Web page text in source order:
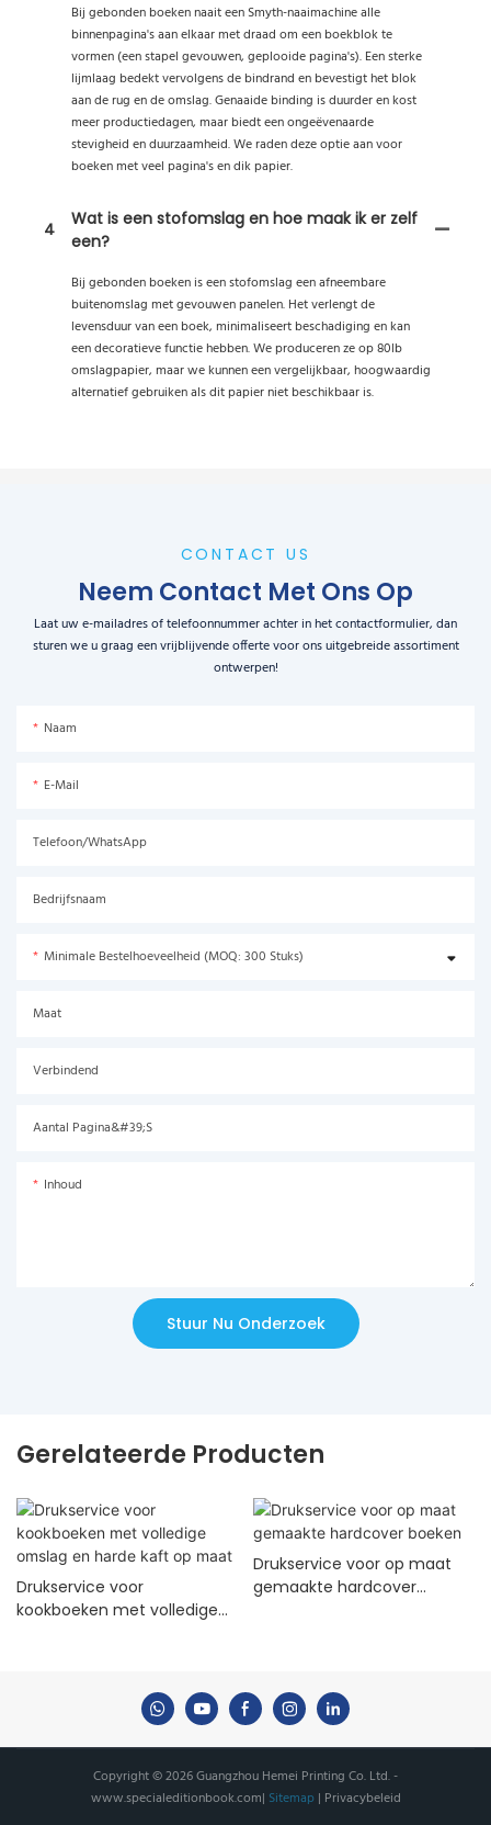
Bij gebonden boeken naait een Smyth-naaimachine alle
binnenpagina's aan elkaar met draad om een ​​boekblok te
vormen (een stapel gevouwen, geplooide pagina's). Een sterke
lijmlaag bedekt vervolgens de bindrand en bevestigt het blok
aan de rug en de omslag. Genaaide binding is duurder en kost
meer productiedagen, maar biedt een ongeëvenaarde
stevigheid en duurzaamheid. We raden deze optie aan voor
boeken met veel pagina's en dik papier.
4
Wat is een stofomslag en hoe maak ik er zelf
een?
Bij gebonden boeken is een stofomslag een afneembare
buitenomslag met gevouwen panelen. Het verlengt de
levensduur van een boek, minimaliseert beschadiging en kan
een decoratieve functie hebben. We produceren ze op 80lb
omslagpapier, maar we kunnen een vergelijkbaar, hoogwaardig
alternatief gebruiken als dit papier niet beschikbaar is.
CONTACT US
Neem Contact Met Ons Op
Laat uw e-mailadres of telefoonnummer achter in het contactformulier, dan
sturen we u graag een vrijblijvende offerte voor ons uitgebreide assortiment
ontwerpen!
Naam
E-Mail
Telefoon/WhatsApp
Bedrijfsnaam
Minimale Bestelhoeveelheid (MOQ: 300 Stuks)
Maat
Verbindend
Aantal Pagina&#39;s
Inhoud
Stuur Nu Onderzoek
Gerelateerde Producten
Drukservice voor
kookboeken met volledige
Drukservice voor op maat
gemaakte hardcover
Copyright © 2026 Guangzhou Hemei Printing Co. Ltd. -
www.specialeditionbook.com| Sitemap | Privacybeleid